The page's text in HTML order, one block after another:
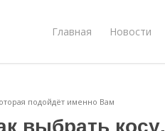
Главная Новости
подойдёт именно Вам
выбрать косу,